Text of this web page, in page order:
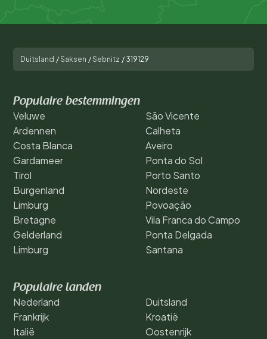
Duitsland /Saksen /Sebnitz / 319129
Populaire bestemmingen
Veluwe
Ardennen
Costa Blanca
Gardameer
Tirol
Burgenland
Limburg
Bretagne
Gelderland
Limburg
São Vicente
Calheta
Aveiro
Ponta do Sol
Porto Santo
Nordeste
Povoação
Vila Franca do Campo
Ponta Delgada
Santana
Populaire landen
Nederland
Frankrijk
Italië
Duitsland
Kroatië
Oostenrijk